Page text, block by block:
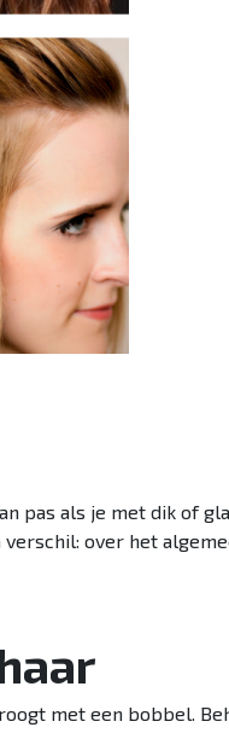
pas als je met dik of
over het
met een bobbel.